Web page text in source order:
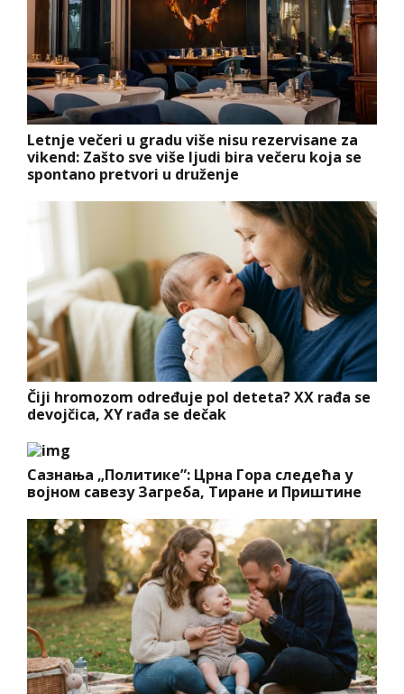
Letnje večeri u gradu više nisu rezervisane za
vikend: Zašto sve više ljudi bira večeru koja se
spontano pretvori u druženje
Čiji hromozom određuje pol deteta? XX rađa se
devojčica, XY rađa se dečak
Сазнања „Политике”: Црна Гора следећа у
војном савезу Загреба, Тиране и Приштине